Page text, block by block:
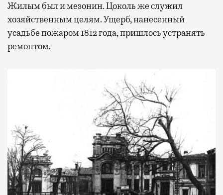
Жилым был и мезонин. Цоколь же служил
хозяйственным целям. Ущерб, нанесенный
усадьбе пожаром 1812 года, пришлось устранять
ремонтом.